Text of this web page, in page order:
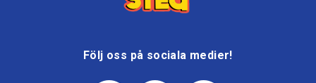
Följ oss på sociala medier!